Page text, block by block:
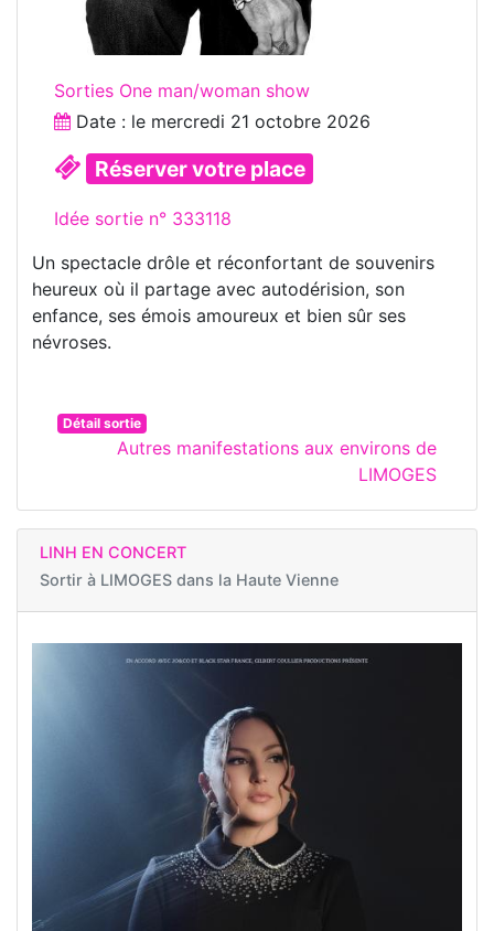
Sorties One man/woman show
Date : le mercredi 21 octobre 2026
Réserver votre place
Idée sortie n° 333118
Un spectacle drôle et réconfortant de souvenirs
heureux où il partage avec autodérision, son
enfance, ses émois amoureux et bien sûr ses
névroses.
Détail sortie
Autres manifestations aux environs de
LIMOGES
LINH EN CONCERT
Sortir à LIMOGES dans la Haute Vienne